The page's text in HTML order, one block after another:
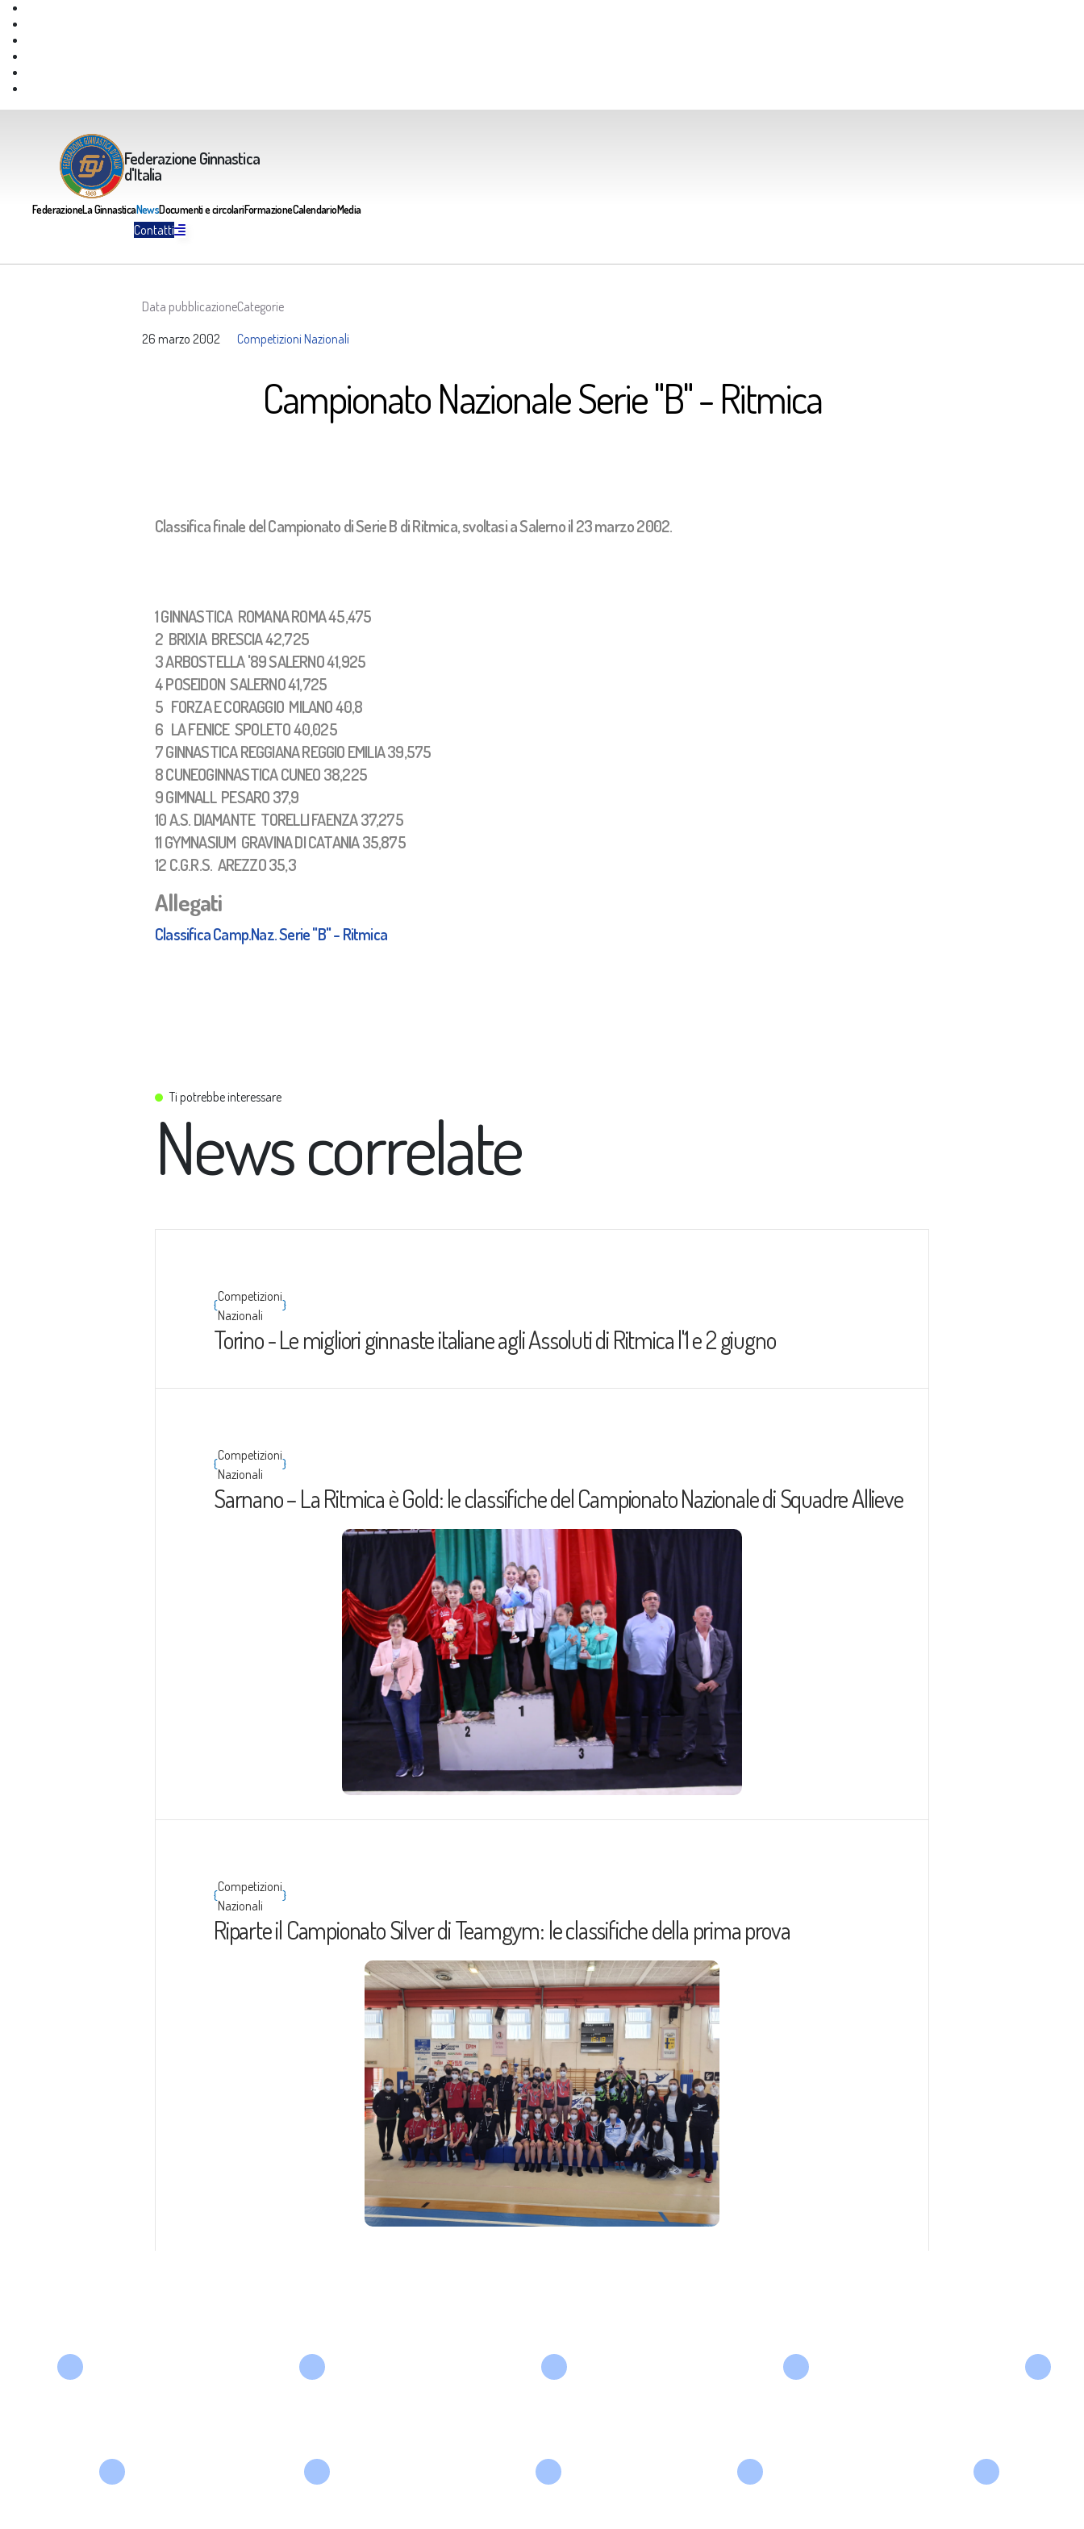
Federazione Ginnastica
d'Italia
FederazioneLa GinnasticaNewsDocumenti e circolariFormazioneCalendarioMedia
Contatti
Data pubblicazione
26 marzo 2002
Categorie
Competizioni Nazionali
Campionato Nazionale Serie "B" - Ritmica
Classifica finale del Campionato di Serie B di Ritmica, svoltasi a Salerno il 23 marzo 2002.
1 GINNASTICA ROMANA ROMA 45,475
2 BRIXIA BRESCIA 42,725
3 ARBOSTELLA '89 SALERNO 41,925
4 POSEIDON SALERNO 41,725
5 FORZA E CORAGGIO MILANO 40,8
6 LA FENICE SPOLETO 40,025
7 GINNASTICA REGGIANA REGGIO EMILIA 39,575
8 CUNEOGINNASTICA CUNEO 38,225
9 GIMNALL PESARO 37,9
10 A.S. DIAMANTE TORELLI FAENZA 37,275
11 GYMNASIUM GRAVINA DI CATANIA 35,875
12 C.G.R.S. AREZZO 35,3
Allegati
Classifica Camp.Naz. Serie "B" - Ritmica
Ti potrebbe interessare
News correlate
{
Competizioni
Nazionali
}
Torino - Le migliori ginnaste italiane agli Assoluti di Ritmica l'1 e 2 giugno
{
Competizioni
Nazionali
}
Sarnano – La Ritmica è Gold: le classifiche del Campionato Nazionale di Squadre Allieve
{
Competizioni
Nazionali
}
Riparte il Campionato Silver di Teamgym: le classifiche della prima prova